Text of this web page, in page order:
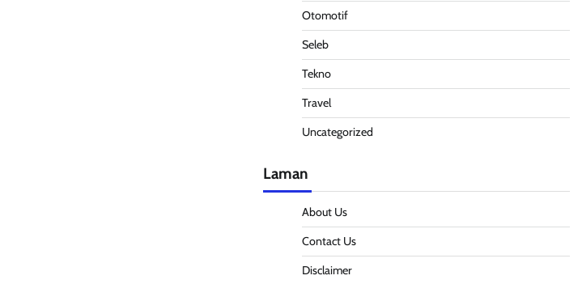
Otomotif
Seleb
Tekno
Travel
Uncategorized
Laman
About Us
Contact Us
Disclaimer